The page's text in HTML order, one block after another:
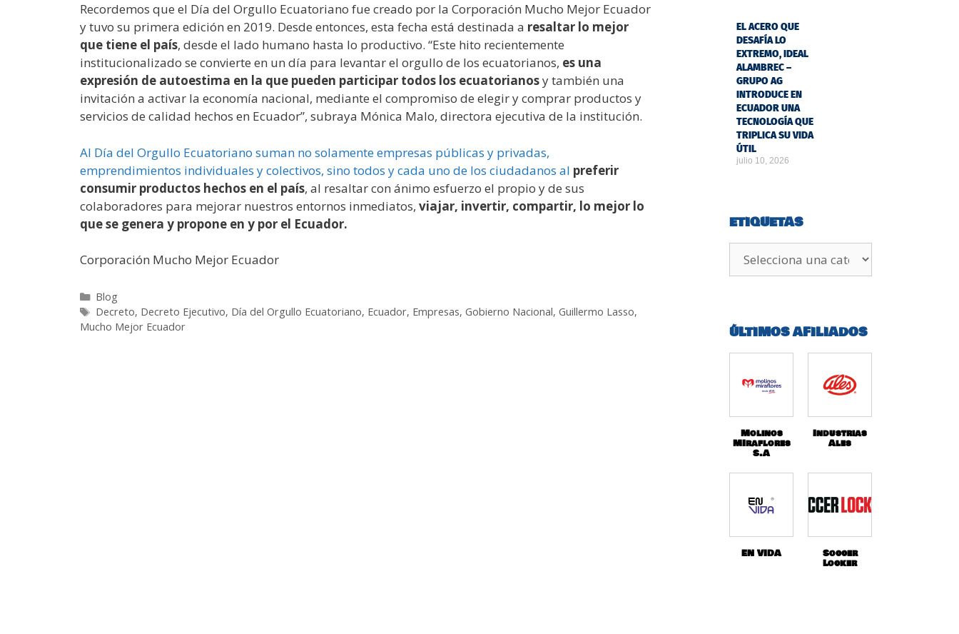
Recordemos que el Día del Orgullo Ecuatoriano fue creado por la Corporación Mucho Mejor Ecuador
y tuvo su primera edición en 2019. Desde entonces, esta fecha está destinada a resaltar lo mejor
que tiene el país, desde el lado humano hasta lo productivo. “Este hito recientemente
institucionalizado se convierte en un día para levantar el orgullo de los ecuatorianos, es una
expresión de autoestima en la que pueden participar todos los ecuatorianosy también una
invitación a activar la economía nacional, mediante el compromiso de elegir y comprar productos y
servicios de calidad hechos en Ecuador”, subraya Mónica Malo, directora ejecutiva de la institución.
Al Día del Orgullo Ecuatoriano suman no solamente empresas públicas y privadas,
emprendimientos individuales y colectivos, sino todos y cada uno de los ciudadanos al preferir
consumir productos hechos en el país, al resaltar con ánimo esfuerzo el propio y de sus
colaboradores para mejorar nuestros entornos inmediatos, viajar, invertir, compartir, lo mejor lo
que se genera y propone en y por el Ecuador.
Corporación Mucho Mejor Ecuador
Blog
Decreto, Decreto Ejecutivo, Día del Orgullo Ecuatoriano, Ecuador, Empresas, Gobierno Nacional, Guillermo Lasso,
Mucho Mejor Ecuador
EL ACERO QUE
DESAFÍA LO
EXTREMO, IDEAL
ALAMBREC –
GRUPO AG
INTRODUCE EN
ECUADOR UNA
TECNOLOGÍA QUE
TRIPLICA SU VIDA
ÚTIL
julio 10, 2026
ETIQUETAS
ÚLTIMOS AFILIADOS
Molinos
MIraflores
S.A
Industrias
Ales
EN VIDA Soccer
Locker